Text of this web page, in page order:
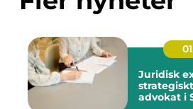
Juridisk
advokat i